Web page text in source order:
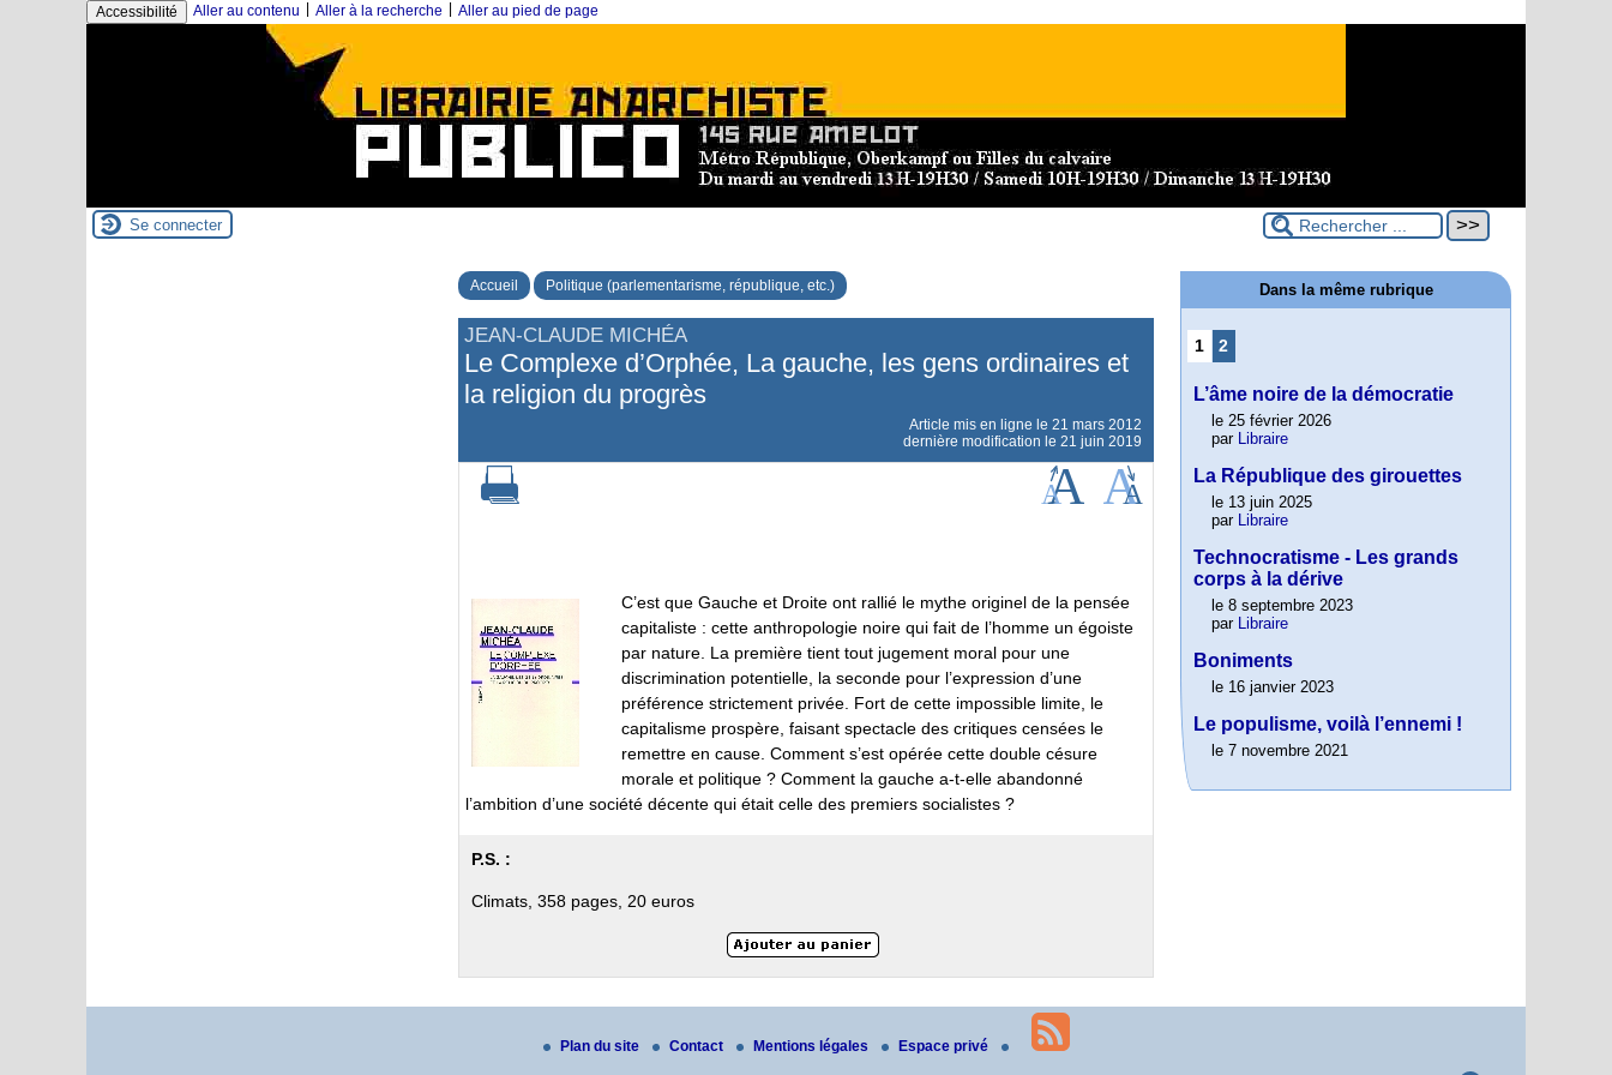
Accessibilité Aller au contenu Aller à la recherche Aller au pied de page
Se connecter
Accueil Politique (parlementarisme, république, etc.)
JEAN-CLAUDE MICHÉA
Le Complexe d’Orphée, La gauche, les gens ordinaires et
la religion du progrès
Article mis en ligne le 21 mars 2012
dernière modification le 21 juin 2019
C’est que Gauche et Droite ont rallié le mythe originel de la pensée
capitaliste : cette anthropologie noire qui fait de l’homme un égoiste
par nature. La première tient tout jugement moral pour une
discrimination potentielle, la seconde pour l’expression d’une
préférence strictement privée. Fort de cette impossible limite, le
capitalisme prospère, faisant spectacle des critiques censées le
remettre en cause. Comment s’est opérée cette double césure
morale et politique ? Comment la gauche a-t-elle abandonné
l’ambition d’une société décente qui était celle des premiers socialistes ?
P.S. :
Climats, 358 pages, 20 euros
Dans la même rubrique
1 2
L’âme noire de la démocratie
le 25 février 2026
par Libraire
La République des girouettes
le 13 juin 2025
par Libraire
Technocratisme - Les grands
corps à la dérive
le 8 septembre 2023
par Libraire
Boniments
le 16 janvier 2023
Le populisme, voilà l’ennemi !
le 7 novembre 2021
Plan du site Contact Mentions légales Espace privé